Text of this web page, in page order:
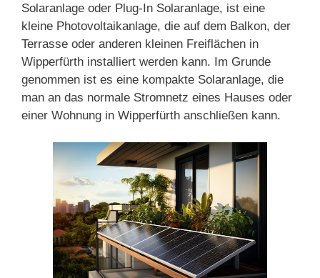
Solaranlage oder Plug-In Solaranlage, ist eine
kleine Photovoltaikanlage, die auf dem Balkon, der
Terrasse oder anderen kleinen Freiflächen in
Wipperfürth installiert werden kann. Im Grunde
genommen ist es eine kompakte Solaranlage, die
man an das normale Stromnetz eines Hauses oder
einer Wohnung in Wipperfürth anschließen kann.